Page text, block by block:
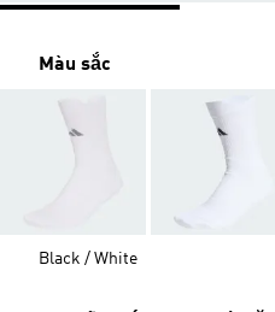
Màu sắc
Black / White